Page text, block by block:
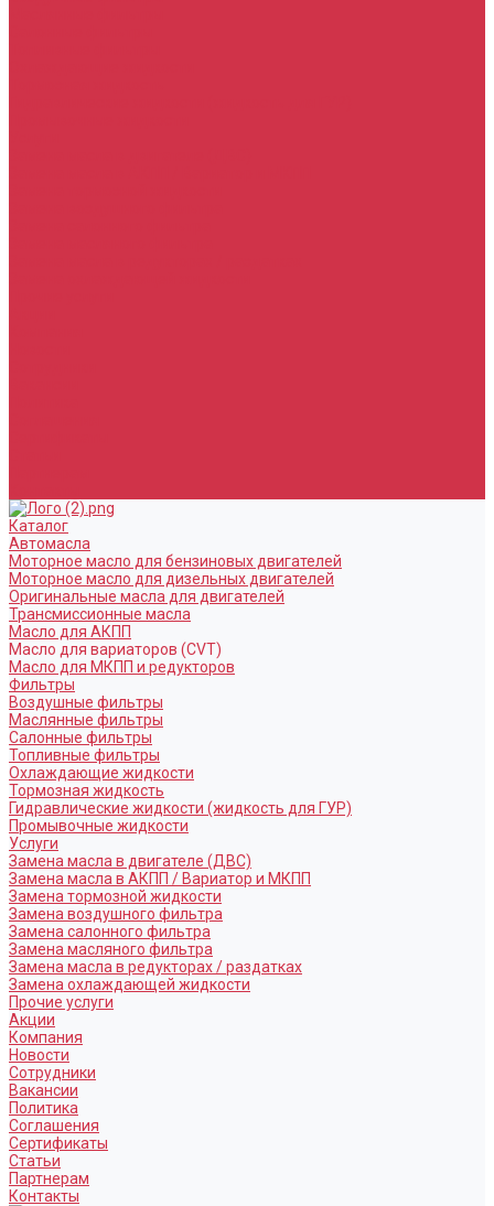
Каталог
Автомасла
Моторное масло для бензиновых двигателей
Моторное масло для дизельных двигателей
Оригинальные масла для двигателей
Трансмиссионные масла
Масло для АКПП
Масло для вариаторов (CVT)
Масло для МКПП и редукторов
Фильтры
Воздушные фильтры
Маслянные фильтры
Салонные фильтры
Топливные фильтры
Охлаждающие жидкости
Тормозная жидкость
Гидравлические жидкости (жидкость для ГУР)
Промывочные жидкости
Услуги
Замена масла в двигателе (ДВС)
Замена масла в АКПП / Вариатор и МКПП
Замена тормозной жидкости
Замена воздушного фильтра
Замена салонного фильтра
Замена масляного фильтра
Замена масла в редукторах / раздатках
Замена охлаждающей жидкости
Прочие услуги
Акции
Компания
Новости
Сотрудники
Вакансии
Политика
Соглашения
Сертификаты
Статьи
Партнерам
Контакты